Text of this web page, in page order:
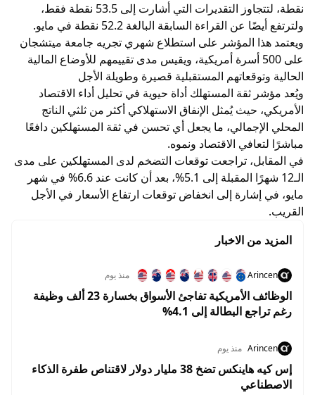
نقطة، لتتجاوز التقديرات التي أشارت إلى 53.5 نقطة فقط،
ولترتفع أيضًا عن القراءة السابقة البالغة 52.2 نقطة في مايو.
ويعتمد هذا المؤشر على استطلاع شهري تجريه جامعة ميتشجان
على 500 أسرة أمريكية، ويقيس مدى تقييمهم للأوضاع المالية
الحالية وتوقعاتهم المستقبلية قصيرة وطويلة الأجل
ويُعد مؤشر ثقة المستهلك أداة حيوية في تحليل أداء الاقتصاد
الأمريكي، حيث يُمثل الإنفاق الاستهلاكي أكثر من ثلثي الناتج
المحلي الإجمالي، ما يجعل أي تحسن في ثقة المستهلكين دافعًا
مباشرًا لتعافي الاقتصاد ونموه.
في المقابل، تراجعت توقعات التضخم لدى المستهلكين على مدى
الـ12 شهرًا المقبلة إلى 5.1%، بعد أن كانت عند 6.6% في شهر
مايو، في إشارة إلى انخفاض توقعات ارتفاع الأسعار في الأجل
القريب.
المزيد من الاخبار
Arincen منذ يوم
الوظائف الأمريكية تفاجئ الأسواق بخسارة 23 ألف وظيفة
رغم تراجع البطالة إلى 4.1%
Arincen منذ يوم
إس كيه هاينكس تضخ 38 مليار دولار لاقتناص طفرة الذكاء
الاصطناعي